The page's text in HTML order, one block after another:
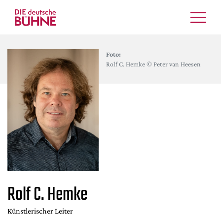
Schauspiel
Musiktheater
Tanz
Crossover
Bühnenwelt
Festivals & Veranstaltungen
Menschen & Theater
Themen
Nachrufe
Medientipps
Foto:
Rolf C. Hemke © Peter van Heesen
Rolf C. Hemke
Künstlerischer Leiter